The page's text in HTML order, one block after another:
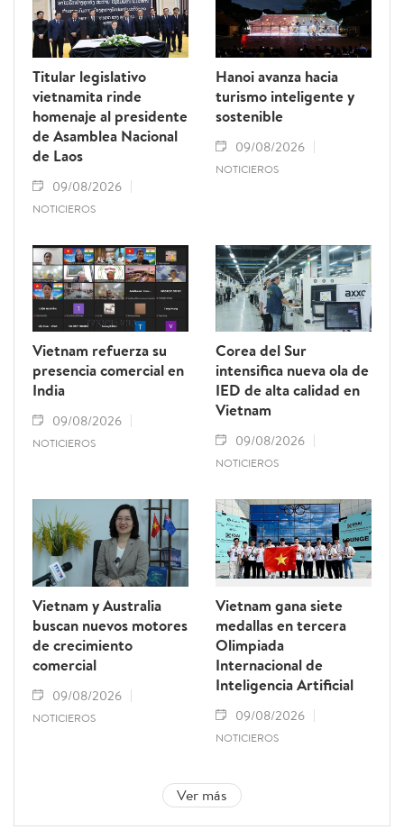
Titular legislativo
vietnamita rinde
homenaje al presidente
de Asamblea Nacional
de Laos
09/08/2026
NOTICIEROS
Hanoi avanza hacia
turismo inteligente y
sostenible
09/08/2026
NOTICIEROS
Vietnam refuerza su
presencia comercial en
India
09/08/2026
NOTICIEROS
Corea del Sur
intensifica nueva ola de
IED de alta calidad en
Vietnam
09/08/2026
NOTICIEROS
Vietnam y Australia
buscan nuevos motores
de crecimiento
comercial
09/08/2026
NOTICIEROS
Vietnam gana siete
medallas en tercera
Olimpiada
Internacional de
Inteligencia Artificial
09/08/2026
NOTICIEROS
Ver más